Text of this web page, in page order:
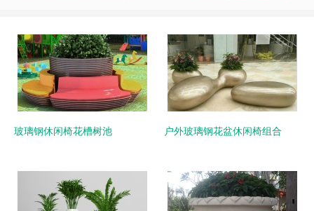
玻璃钢休闲椅花槽树池 户外玻璃钢花盆休闲椅组合